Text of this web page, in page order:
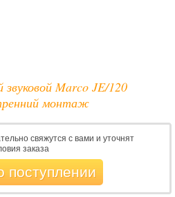
Marco JE/120
монтаж
свяжутся с вами и уточнят
заказа
поступлении